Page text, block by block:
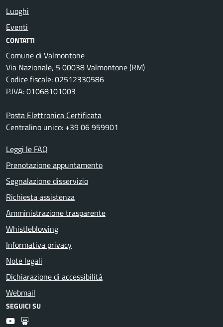
Luoghi
Eventi
CONTATTI
Comune di Valmontone
Via Nazionale, 5 00038 Valmontone (RM)
Codice fiscale: 02512330586
P.IVA: 01068101003
Posta Elettronica Certificata
Centralino unico: +39 06 959901
Leggi le FAQ
Prenotazione appuntamento
Segnalazione disservizio
Richiesta assistenza
Amministrazione trasparente
Whistleblowing
Informativa privacy
Note legali
Dichiarazione di accessibilità
Webmail
SEGUICI SU
YoutubeSlideshare